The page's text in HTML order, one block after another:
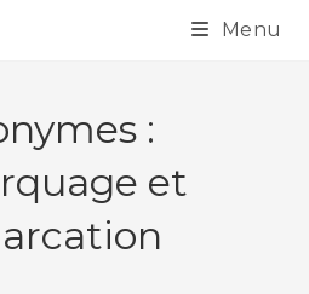
Menu
:
et